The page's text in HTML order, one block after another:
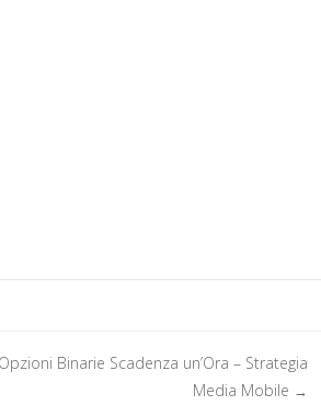
Opzioni Binarie Scadenza un’Ora – Strategia
Media Mobile →